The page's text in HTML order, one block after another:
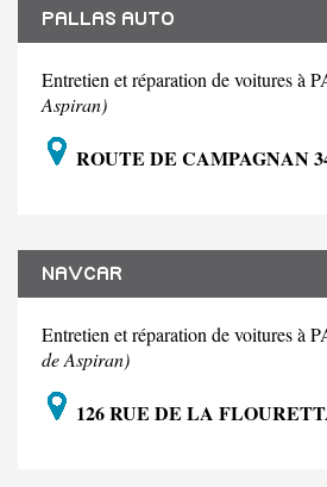
PALLAS AUTO
Entretien et réparation de voitures à
Aspiran)
ROUTE DE CAMPAGNAN
NAVCAR
Entretien et réparation de voitures à
de Aspiran)
126 RUE DE LA